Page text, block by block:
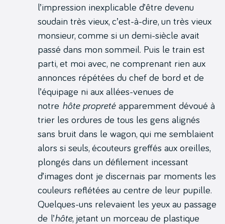
l’impression inexplicable d’être devenu
soudain très vieux, c’est-à-dire, un très vieux
monsieur, comme si un demi-siècle avait
passé dans mon sommeil. Puis le train est
parti, et moi avec, ne comprenant rien aux
annonces répétées du chef de bord et de
l’équipage ni aux allées-venues de
notre hôte propretéapparemment dévoué à
trier les ordures de tous les gens alignés
sans bruit dans le wagon, qui me semblaient
alors si seuls, écouteurs greffés aux oreilles,
plongés dans un défilement incessant
d’images dont je discernais par moments les
couleurs reflétées au centre de leur pupille.
Quelques-uns relevaient les yeux au passage
de l’hôte, jetant un morceau de plastique